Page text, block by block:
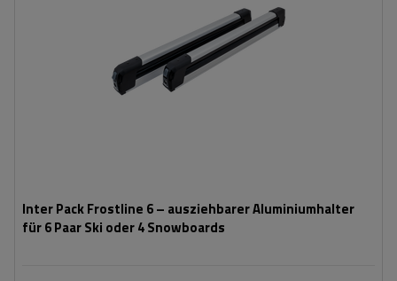
Inter Pack Frostline 6 – ausziehbarer Aluminiumhalter
für 6 Paar Ski oder 4 Snowboards